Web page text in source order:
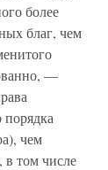
более
благ, чем
—
порядка
чем
в том числе